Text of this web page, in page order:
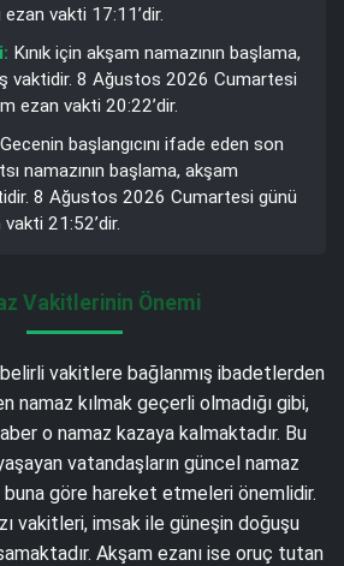
ezan vakti 17:11’dir.
Kınık için akşam namazının başlama,
vaktidir. 8 Ağustos 2026 Cumartesi
ezan vakti 20:22’dir.
Gecenin başlangıcını ifade eden son
namazının başlama, akşam
8 Ağustos 2026 Cumartesi günü
vakti 21:52’dir.
Vakitlerinin Önemi
vakitlere bağlanmış ibadetlerden
namaz kılmak geçerli olmadığı gibi,
o namaz kazaya kalmaktadır. Bu
vatandaşların güncel namaz
göre hareket etmeleri önemlidir.
vakitleri, imsak ile güneşin doğuşu
Akşam ezanı ise oruç tutan